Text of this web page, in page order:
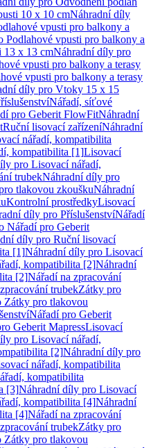
10 x 10 cmNáhradní díly
vpusti pro balkony a
Podlahové vpusti pro balkony a
13 x 13 cmNáhradní díly pro
vpusti pro balkony a terasy
vpusti pro balkony a terasy
díly pro Vtoky 15 x 15
Nářadí, síťové
pro Geberit FlowFitNáhradní
Ruční lisovací zařízeníNáhradní
nářadí, kompatibilita
kompatibilita [1]Lisovací
pro Lisovací nářadí,
trubekNáhradní díly pro
tlakovou zkouškuNáhradní
Kontrolní prostředkyLisovací
díly pro PříslušenstvíNářadí
Nářadí pro Geberit
díly pro Ruční lisovací
[1]Náhradní díly pro Lisovací
kompatibilita [2]Náhradní
[2]Nářadí na zpracování
trubekZátky pro
Zátky pro tlakovou
Nářadí pro Geberit
Geberit MapressLisovací
pro Lisovací nářadí,
[2]Náhradní díly pro
nářadí, kompatibilita
kompatibilita
[3]Náhradní díly pro Lisovací
kompatibilita [4]Náhradní
[4]Nářadí na zpracování
trubekZátky pro
Zátky pro tlakovou